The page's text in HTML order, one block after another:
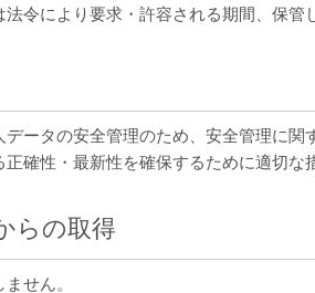
令により要求・許容される期間、保管
ータの安全管理のため、安全管理に
確性・最新性を確保するために適切な
らの取得
せん。